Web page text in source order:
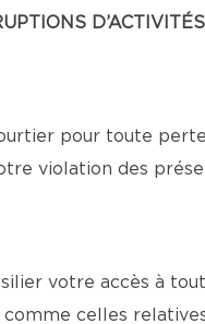
pour toute
violation des
votre accès à
comme celles